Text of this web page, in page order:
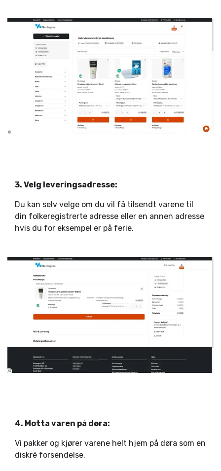
3. Velg leveringsadresse:
Du kan selv velge om du vil få tilsendt varene til
din folkeregistrerte adresse eller en annen adresse
hvis du for eksempel er på ferie.
4. Motta varen på døra:
Vi pakker og kjører varene helt hjem på døra som en
diskré forsendelse.